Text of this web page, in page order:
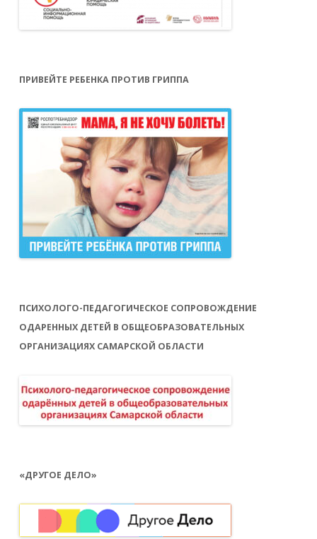
ПРИВЕЙТЕ РЕБЕНКА ПРОТИВ ГРИППА
ПСИХОЛОГО-ПЕДАГОГИЧЕСКОЕ СОПРОВОЖДЕНИЕ
ОДАРЕННЫХ ДЕТЕЙ В ОБЩЕОБРАЗОВАТЕЛЬНЫХ
ОРГАНИЗАЦИЯХ САМАРСКОЙ ОБЛАСТИ
«ДРУГОЕ ДЕЛО»